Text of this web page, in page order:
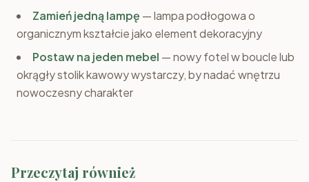
Zamień jedną lampę — lampa podłogowa o
organicznym kształcie jako element dekoracyjny
Postaw na jeden mebel — nowy fotel w boucle lub
okrągły stolik kawowy wystarczy, by nadać wnętrzu
nowoczesny charakter
Przeczytaj również